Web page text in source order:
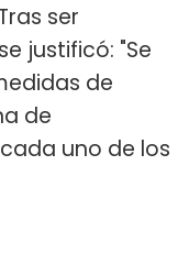
ser
justificó: "Se
de
de
uno de los